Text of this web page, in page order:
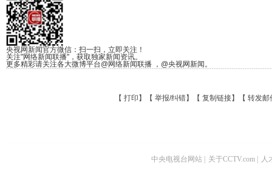
央视网新闻官方微信：扫一扫，立即关注！
关注"网络新闻联播"，获取独家新闻资讯。
更多精彩请关注各大微博平台@网络新闻联播 ，@央视网新闻。
【 打印 】【 举报/纠错】【 复制链接】【 转发邮
中央电视台网站 关于CCTV.com 人